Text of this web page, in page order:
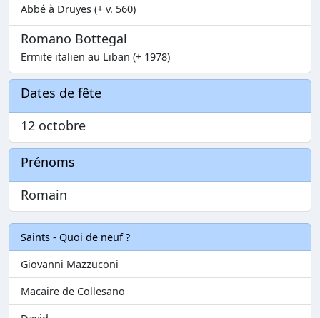
Abbé à Druyes (+ v. 560)
Romano Bottegal
Ermite italien au Liban (+ 1978)
Dates de fête
12 octobre
Prénoms
Romain
Saints - Quoi de neuf ?
Giovanni Mazzuconi
Macaire de Collesano